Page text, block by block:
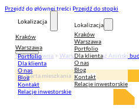
Przejdź do głównej treści Przejdź do stopki
Lokalizacja
Kraków
Warszawa
Portfolio
Dla klienta
O nas
Blog
Kontakt
Relacje inwestorskie
Lokalizacja
Kraków
Warszawa
Portfolio
Dla klienta
O nas
Blog
Kontakt
Relacje inwestorskie
Strona główna > Warszawa>Pasaż Aniński
Karta mieszkania